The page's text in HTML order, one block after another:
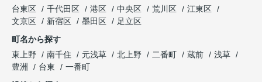
台東区
千代田区 港区 中央区 荒川区
江東区
文京区
新宿区 墨田区
足立区
町名から探す
東上野
南千住 元浅草 北上野 二番町 蔵前
浅草
豊洲
台東
一番町